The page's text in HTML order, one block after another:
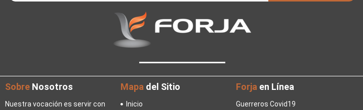
Sobre Nosotros
Nuestra vocación es servir con
Mapa del Sitio
Inicio
Forja en Línea
Guerreros Covid19